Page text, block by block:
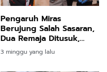
Pengaruh Miras
Berujung Salah Sasaran,
Dua Remaja Ditusuk,
Lima Pelaku Berhasil
Ditangkap Polisi
3 minggu yang lalu